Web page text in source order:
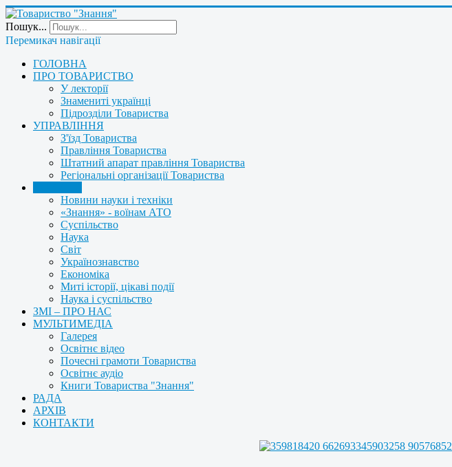
Пошук...
Перемикач навігації
ГОЛОВНА
ПРО ТОВАРИСТВО
У лекторії
Знамениті українці
Підрозділи Товариства
УПРАВЛІННЯ
З'їзд Товариства
Правління Товариства
Штатний апарат правління Товариства
Регіональні організації Товариства
Новини науки і техніки
«Знання» - воїнам АТО
Суспільство
Наука
Світ
Українознавство
Економіка
Миті історії, цікаві події
Наука і суспільство
ЗМІ – ПРО НАС
МУЛЬТИМЕДІА
Галерея
Освітнє відео
Почесні грамоти Товариства
Освітнє аудіо
Книги Товариства "Знання"
РАДА
АРХІВ
КОНТАКТИ